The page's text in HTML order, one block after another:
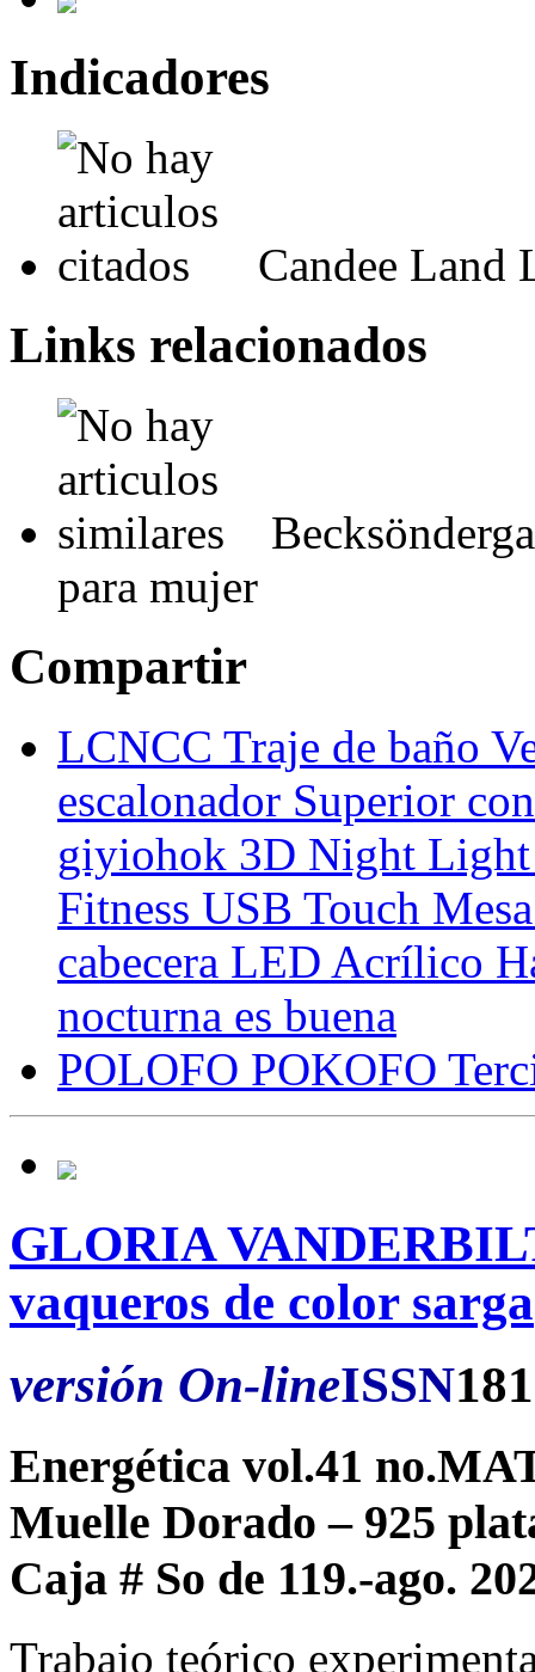
Indicadores
Candee Land
Links relacionados
para mujer
Compartir
LCNCC Traje de baño
escalonador Superior
giyiohok 3D Night Light
Fitness USB Touch
cabecera LED Acrílico
nocturna es buena
POLOFO POKOFO
GLORIA
vaqueros de color sarga
versión On-lineISSN
Energética vol.41
Muelle Dorado – 925
Caja # So de 119.-ago.
Trabajo teórico